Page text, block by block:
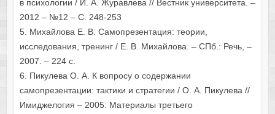
в психологии / И. А. Журавлева // Вестник университета. –
2012 – №12 – С. 248-253
5. Михайлова Е. В. Самопрезентация: теории,
исследования, тренинг / Е. В. Михайлова. – СПб.: Речь, –
2007. – 224 с.
6. Пикулева О. А. К вопросу о содержании
самопрезентации: тактики и стратегии / О. А. Пикулева //
Имиджелогия – 2005: Материалы третьего